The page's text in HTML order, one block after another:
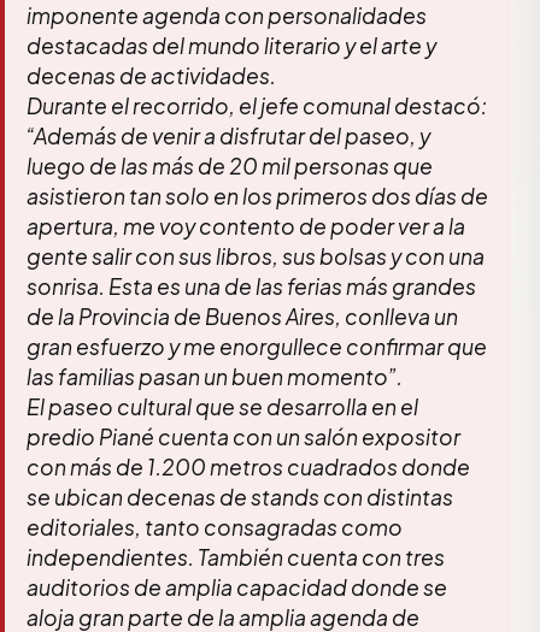
imponente agenda con personalidades
destacadas del mundo literario y el arte y
decenas de actividades.
Durante el recorrido, el jefe comunal destacó:
“Además de venir a disfrutar del paseo, y
luego de las más de 20 mil personas que
asistieron tan solo en los primeros dos días de
apertura, me voy contento de poder ver a la
gente salir con sus libros, sus bolsas y con una
sonrisa. Esta es una de las ferias más grandes
de la Provincia de Buenos Aires, conlleva un
gran esfuerzo y me enorgullece confirmar que
las familias pasan un buen momento”.
El paseo cultural que se desarrolla en el
predio Piané cuenta con un salón expositor
con más de 1.200 metros cuadrados donde
se ubican decenas de stands con distintas
editoriales, tanto consagradas como
independientes. También cuenta con tres
auditorios de amplia capacidad donde se
aloja gran parte de la amplia agenda de